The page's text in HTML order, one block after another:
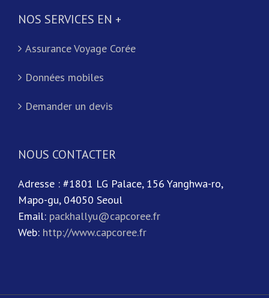
NOS SERVICES EN +
Assurance Voyage Corée
Données mobiles
Demander un devis
NOUS CONTACTER
Adresse : #1801 LG Palace, 156 Yanghwa-ro,
Mapo-gu, 04050 Seoul
Email: packhallyu@capcoree.fr
Web: http://www.capcoree.fr